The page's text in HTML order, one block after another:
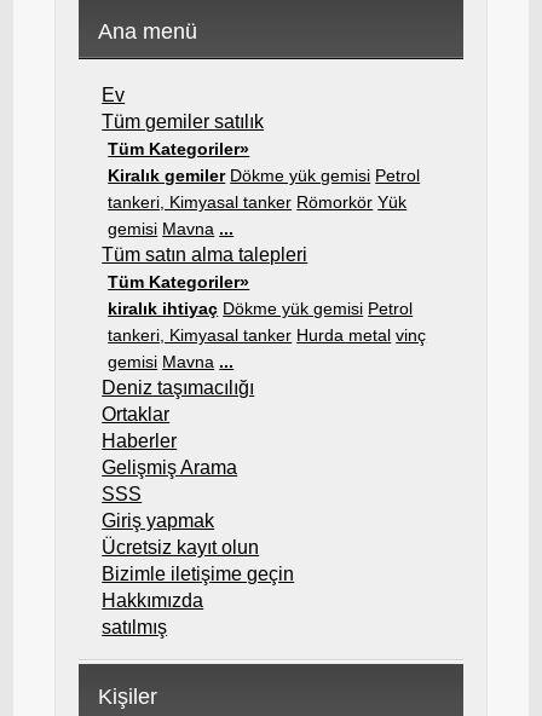
Ana menü
Ev
Tüm gemiler satılık
Tüm Kategoriler»
Kiralık gemiler Dökme yük gemisi Petrol
tankeri, Kimyasal tanker Römorkör Yük
gemisi Mavna ...
Tüm satın alma talepleri
Tüm Kategoriler»
kiralık ihtiyaç Dökme yük gemisi Petrol
tankeri, Kimyasal tanker Hurda metal vinç
gemisi Mavna ...
Deniz taşımacılığı
Ortaklar
Haberler
Gelişmiş Arama
SSS
Giriş yapmak
Ücretsiz kayıt olun
Bizimle iletişime geçin
Hakkımızda
satılmış
Kişiler